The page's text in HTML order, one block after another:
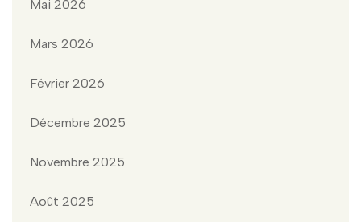
Mai 2026
Mars 2026
Février 2026
Décembre 2025
Novembre 2025
Août 2025